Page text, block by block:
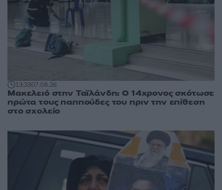
13:3307.08.26
Μακελειό στην Ταϊλάνδη: Ο 14χρονος σκότωσε
πρώτα τους παππούδες του πριν την επίθεση
στο σχολείο